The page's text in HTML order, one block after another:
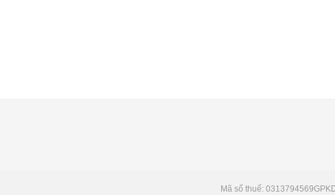
Mã số thuế: 0313794569